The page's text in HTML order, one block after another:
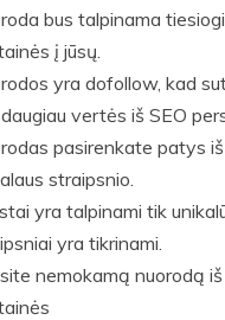
bus talpinama
į jūsų.
yra dofollow, kad
vertės iš SEO
pasirenkate patys
straipsnio.
yra talpinami tik
yra tikrinami.
nemokamą nuorodą